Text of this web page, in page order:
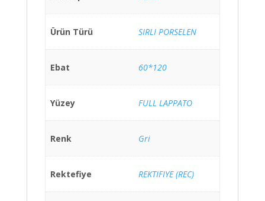
Ürün Türü SIRLI PORSELEN
Ebat 60*120
Yüzey FULL LAPPATO
Renk Gri
Rektefiye REKTIFIYE (REC)